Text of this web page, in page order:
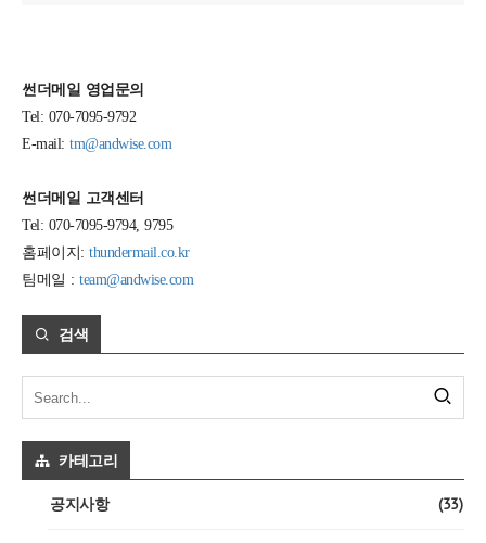
썬더메일 영업문의
Tel: 070-7095-9792
E-mail: tm@andwise.com
썬더메일 고객센터
Tel: 070-7095-9794, 9795
홈페이지: thundermail.co.kr
팀메일 : team@andwise.com
검색
카테고리
공지사항 (33)